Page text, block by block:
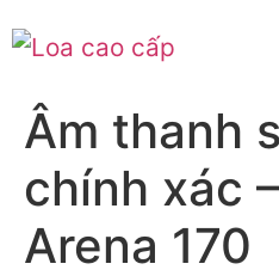
to
Âm thanh
chính xác
Arena 170